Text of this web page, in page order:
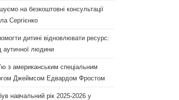
на безкоштовні консультації
Сергієнко
дитині відновлювати ресурс:
аутичної людини
з американським спеціальним
Джеймсом Едвардом Фростом
навчальний рік 2025-2026 у